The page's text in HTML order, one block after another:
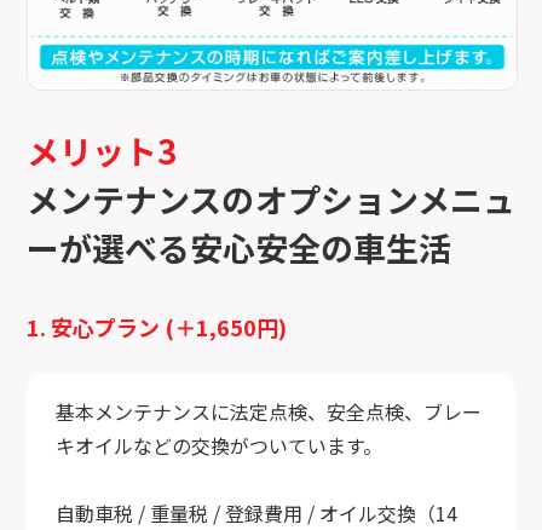
メリット3
メンテナンスのオプションメニュ
ーが選べる安心安全の車生活
1. 安心プラン (＋1,650円)
基本メンテナンスに法定点検、安全点検、ブレー
キオイルなどの交換がついています。
自動車税 / 重量税 / 登録費用 / オイル交換（14